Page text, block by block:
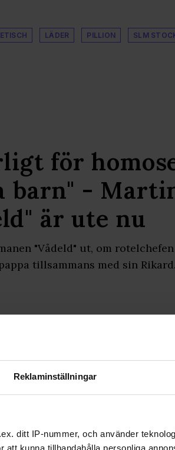
Reklaminställningar
ditt IP-nummer, och använder
kunna tillhandahålla personliga
LÄDER PILLION SLM
för
barn" -
är ute nu
"Vådeld" ut, om
tillsammans med sin Rikard.